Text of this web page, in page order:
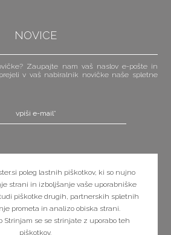
NOVICE
Zaupajte nam vaš naslov e-pošte in
v vaš nabiralnik novičke naše spletne
poleg lastnih piškotkov, ki so nujno
strani in izboljšanje vaše uporabniške
piškotke drugih, partnerskih spletnih
prometa in analizo obiska strani.
Strinjam se se strinjate z uporabo teh
piškotkov.